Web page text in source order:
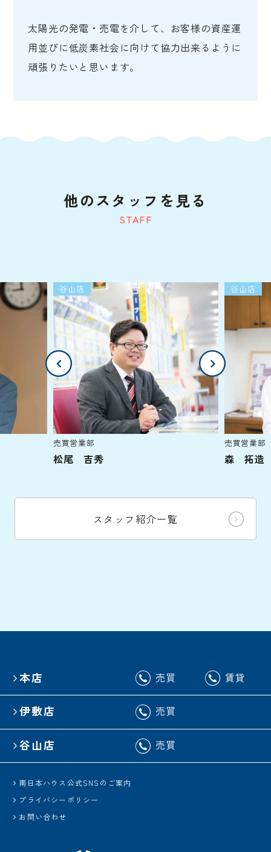
太陽光の発電・売電を介して、お客様の資産運
用並びに低炭素社会に向けて協力出来るように
頑張りたいと思います。
STAFF
他のスタッフを見る
谷山店
売買営業部
松尾 吉秀
谷山店
売買営業部
森 拓造
スタッフ紹介一覧
本店 売買 賃貸
伊敷店 売買
谷山店 売買
南日本ハウス公式SNSのご案内
プライバシーポリシー
お問い合わせ